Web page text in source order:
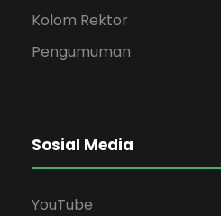
Kolom Rektor
Pengumuman
Sosial Media
YouTube